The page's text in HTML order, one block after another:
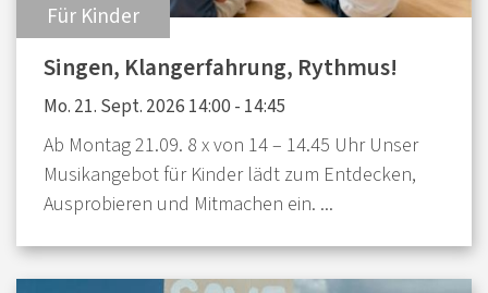
Für Kinder:
Singen, Klangerfahrung, Rythmus!
Mo. 21. Sept. 2026 14:00 - 14:45
Ab Montag 21.09. 8 x von 14 – 14.45 Uhr Unser
Musikangebot für Kinder lädt zum Entdecken,
Ausprobieren und Mitmachen ein. ...